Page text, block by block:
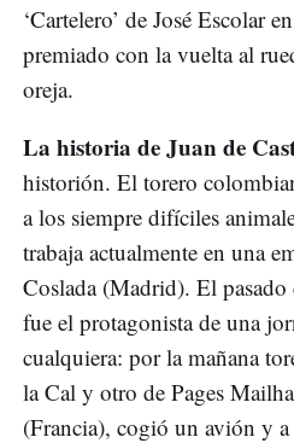
‘Cartelero’ de José Escolar
premiado con la vuelta al
oreja.
La historia de Juan de
historión. El torero
a los siempre difíciles
trabaja actualmente en una
Coslada (Madrid). El
fue el protagonista de una
cualquiera: por la mañana
la Cal y otro de Pages
(Francia), cogió un avión y a